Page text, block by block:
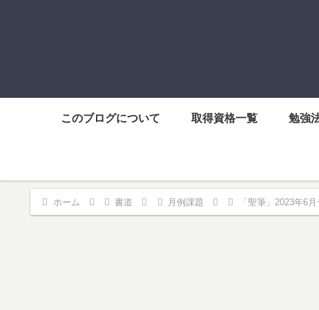
このブログについて 取得資格一覧 勉強
ホーム 書道 月例課題 「聖筆」2023年6